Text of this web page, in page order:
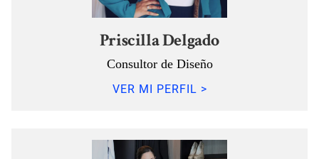
Priscilla Delgado
Consultor de Diseño
VER MI PERFIL >